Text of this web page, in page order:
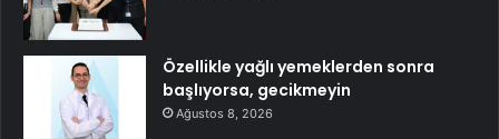
Özellikle yağlı yemeklerden sonra
başlıyorsa, gecikmeyin
Ağustos 8, 2026